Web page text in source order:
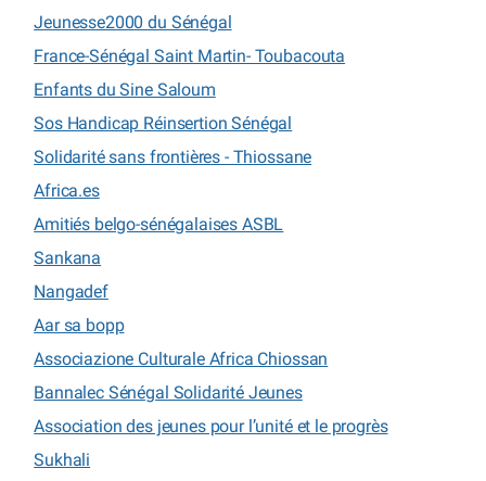
Jeunesse2000 du Sénégal
France-Sénégal Saint Martin- Toubacouta
Enfants du Sine Saloum
Sos Handicap Réinsertion Sénégal
Solidarité sans frontières - Thiossane
Africa.es
Amitiés belgo-sénégalaises ASBL
Sankana
Nangadef
Aar sa bopp
Associazione Culturale Africa Chiossan
Bannalec Sénégal Solidarité Jeunes
Association des jeunes pour l’unité et le progrès
Sukhali